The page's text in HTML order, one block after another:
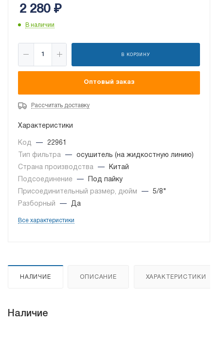
2 280₽
В наличии
В КОРЗИНУ
Оптовый заказ
Рассчитать доставку
Характеристики
Код —
22961
Тип фильтра
—
осушитель (на жидкостную линию)
Страна производства
—
Китай
Подсоединение
—
Под пайку
Присоединительный размер, дюйм
—
5/8"
Разборный
— Да
Все характеристики
НАЛИЧИЕ ОПИСАНИЕ ХАРАКТЕРИСТИКИ
Наличие